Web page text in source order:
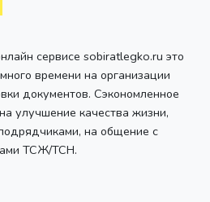
сервисе sobiratlegko.ru это
времени на организации
документов. Сэкономленное
улучшение качества жизни,
на общение с
ТСЖ/ТСН.